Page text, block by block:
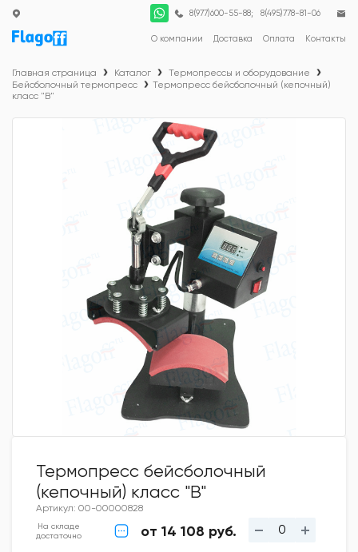
О компании Доставка Оплата Контакты
8(977)600-55-88; 8(495)778-81-06
Главная страница Каталог
Термопрессы и оборудование
Бейсболочный термопресс
Термопресс бейсболочный (кепочный)
класс "В"
Термопресс бейсболочный
(кепочный) класс "В"
Артикул: 00-00000828
На складе
достаточно
от 14 108 руб.